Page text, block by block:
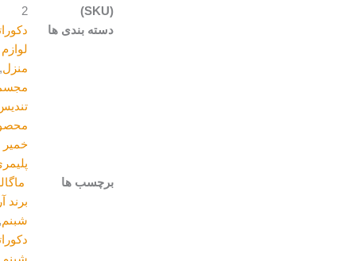
دسته بندی ها
دکوراتیو و
,
مجسمه و
تندیس,
محصولات
پلیمری
برچسب ها
ماگالری,
برند آرت
,
دکوراتیو,